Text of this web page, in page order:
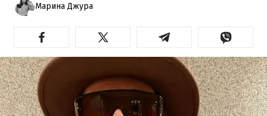
Марина Джура